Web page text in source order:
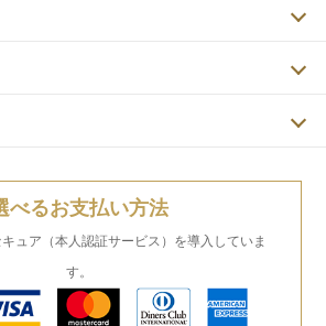
べるお支払い方法
ュア（本人認証サービス）を導入していま
す。